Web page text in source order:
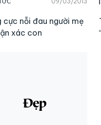
cực nỗi đau người mẹ
xác con